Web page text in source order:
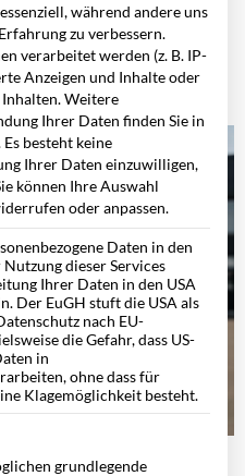
Vom
Fuhrparkmanagement
während andere uns
zu verbessern.
verarbeitet werden (z. B. IP-
Anzeigen und Inhalte oder
Weitere
Ihrer Daten finden Sie in
Es besteht keine
Ihrer Daten einzuwilligen,
können Ihre Auswahl
oder anpassen.
Daten in den
dieser Services
Ihrer Daten in den USA
Der EuGH stuft die USA als
nach EU-
die Gefahr, dass US-
in
ohne dass für
Klagemöglichkeit besteht.
Gruppen, für die eine
grundlegende